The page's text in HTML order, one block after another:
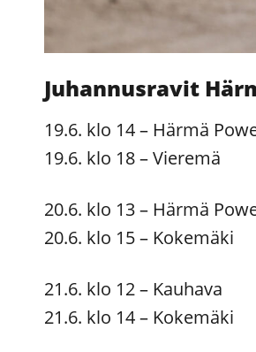
Juhannusravit
19.6. klo 14 – Härmä
19.6. klo 18 – Vieremä
20.6. klo 13 – Härmä
20.6. klo 15 – Kokemäki
21.6. klo 12 – Kauhava
21.6. klo 14 – Kokemäki